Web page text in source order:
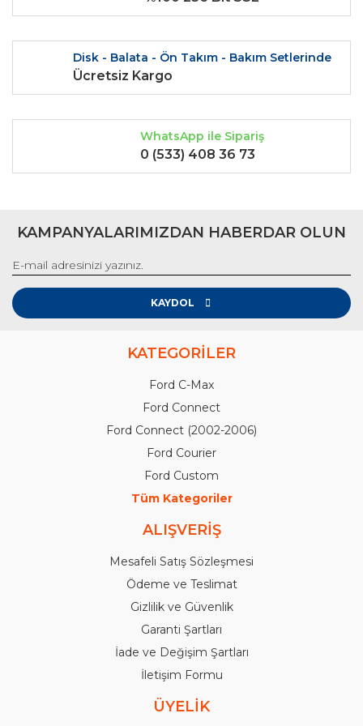
Disk - Balata - Ön Takım - Bakım Setlerinde
Ücretsiz Kargo
WhatsApp ile Sipariş
0 (533) 408 36 73
KAMPANYALARIMIZDAN HABERDAR OLUN
KAYDOL
KATEGORİLER
Ford C-Max
Ford Connect
Ford Connect (2002-2006)
Ford Courier
Ford Custom
Tüm Kategoriler
ALIŞVERİŞ
Mesafeli Satış Sözleşmesi
Ödeme ve Teslimat
Gizlilik ve Güvenlik
Garanti Şartları
İade ve Değişim Şartları
İletişim Formu
ÜYELİK